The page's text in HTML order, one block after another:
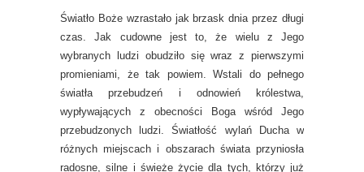
Światło Boże wzrastało jak brzask dnia przez długi
czas. Jak cudowne jest to, że wielu z Jego
wybranych ludzi obudziło się wraz z pierwszymi
promieniami, że tak powiem. Wstali do pełnego
światła przebudzeń i odnowień królestwa,
wypływających z obecności Boga wśród Jego
przebudzonych ludzi. Światłość wylań Ducha w
różnych miejscach i obszarach świata przyniosła
radosne, silne i świeże życie dla tych, którzy już